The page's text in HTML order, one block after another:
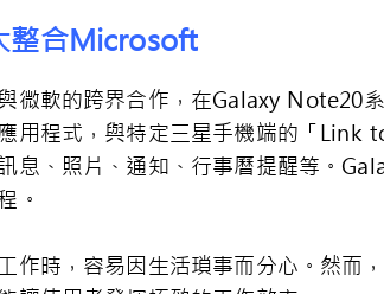
整合Microsoft
微軟的跨界合作，在Galaxy Note20
用程式，與特定三星手機端的「Link
息、照片、通知、行事曆提醒等。
。
作時，容易因生活瑣事而分心。然